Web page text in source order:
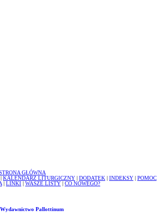
GŁÓWNA
KALENDARZ LITURGICZNY DODATEK INDEKSY
POMOC
LINKI WASZE LISTY CO NOWEGO?
Wydawnictwo Pallottinum